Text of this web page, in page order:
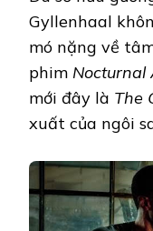
Gyllenhaal
mó nặng về
phim Nocturnal
mới đây là The
xuất của ngôi